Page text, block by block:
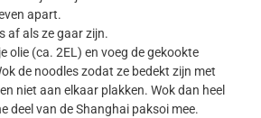
apart.
af als ze gaar zijn.
olie (ca. 2EL) en voeg de gekookte
de noodles zodat ze bedekt zijn met
niet aan elkaar plakken. Wok dan heel
deel van de Shanghai paksoi mee.